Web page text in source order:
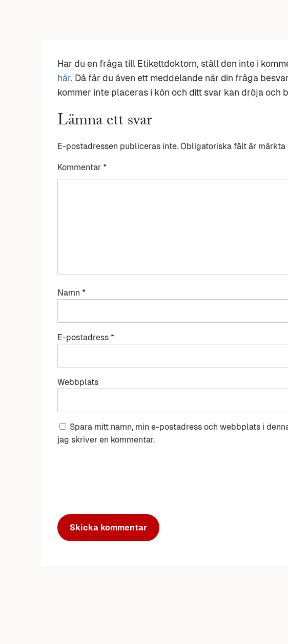
Har du en fråga till Etikettdoktorn, ställ den inte i
här. Då får du även ett meddelande när din fråga
kommer inte placeras i kön och ditt svar kan dröja och
Lämna ett svar
E-postadressen publiceras inte. Obligatoriska fält är märkta
Kommentar *
Namn *
E-postadress *
Webbplats
Spara mitt namn, min e-postadress och webbplats i
jag skriver en kommentar.